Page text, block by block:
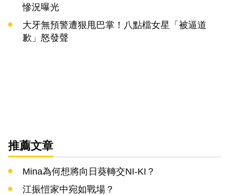
慘況曝光
大牙無預警遭狠甩巴掌！八點檔女星「被逼道
歉」怒發聲
推薦文章
Mina為何想將向日葵轉交NI-KI？
江振愷家中宛如戰場？